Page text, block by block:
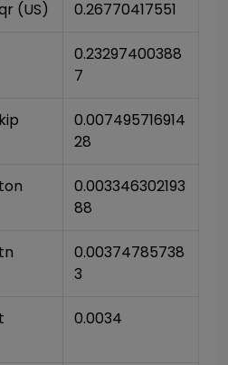
(US) 0.26770417551
0.23297400388
7
kip
0.007495716914
28
ton
0.003346302193
88
tn
0.00374785738
3
t 0.0034